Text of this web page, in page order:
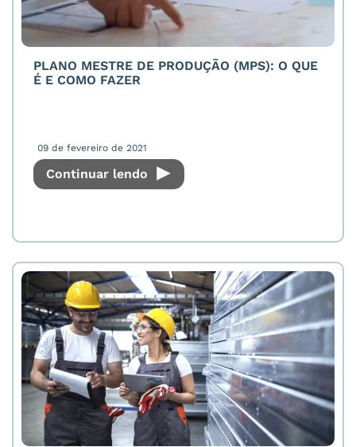
PLANO MESTRE DE PRODUÇÃO (MPS): O QUE
É E COMO FAZER
09 de fevereiro de 2021
Continuar lendo